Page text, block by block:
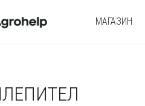
МАГАЗИН